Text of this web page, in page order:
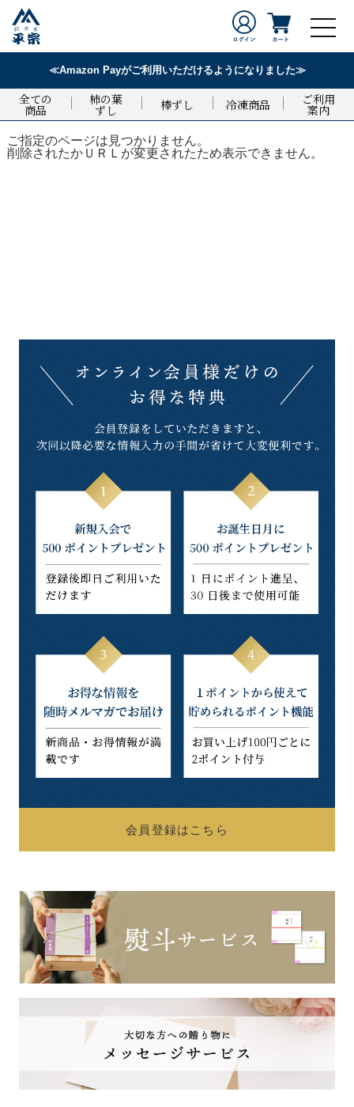
≪Amazon Payがご利用いただけるようになりました≫
全ての
商品
柿の葉
ずし 棒ずし 冷凍商品 ご利用
案内
ご指定のページは見つかりません。
削除されたかＵＲＬが変更されたため表示できません。
会員登録はこちら